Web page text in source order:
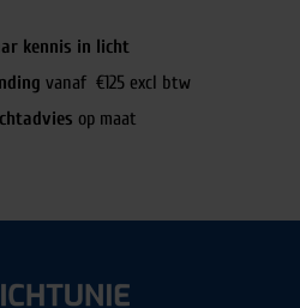
kennis in licht
vanaf €125 excl btw
op maat